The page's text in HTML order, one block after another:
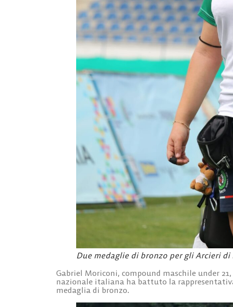
Due medaglie di bronzo per gli Arcieri di
Gabriel Moriconi, compound maschile under
nazionale italiana ha battuto la
medaglia di bronzo.